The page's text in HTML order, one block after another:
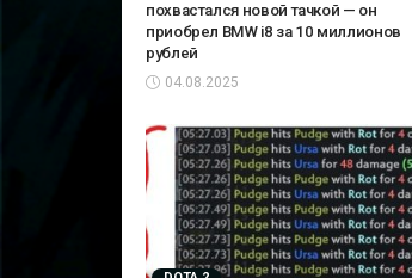
похвастался новой тачкой — он
приобрел BMW i8 за 10 миллионов
рублей
04.08.2025